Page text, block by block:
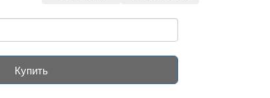
Купить